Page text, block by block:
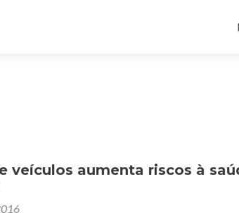
veículos aumenta riscos à